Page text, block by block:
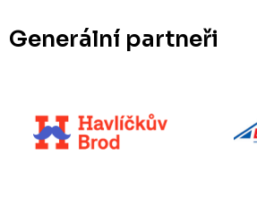
Generální partneři